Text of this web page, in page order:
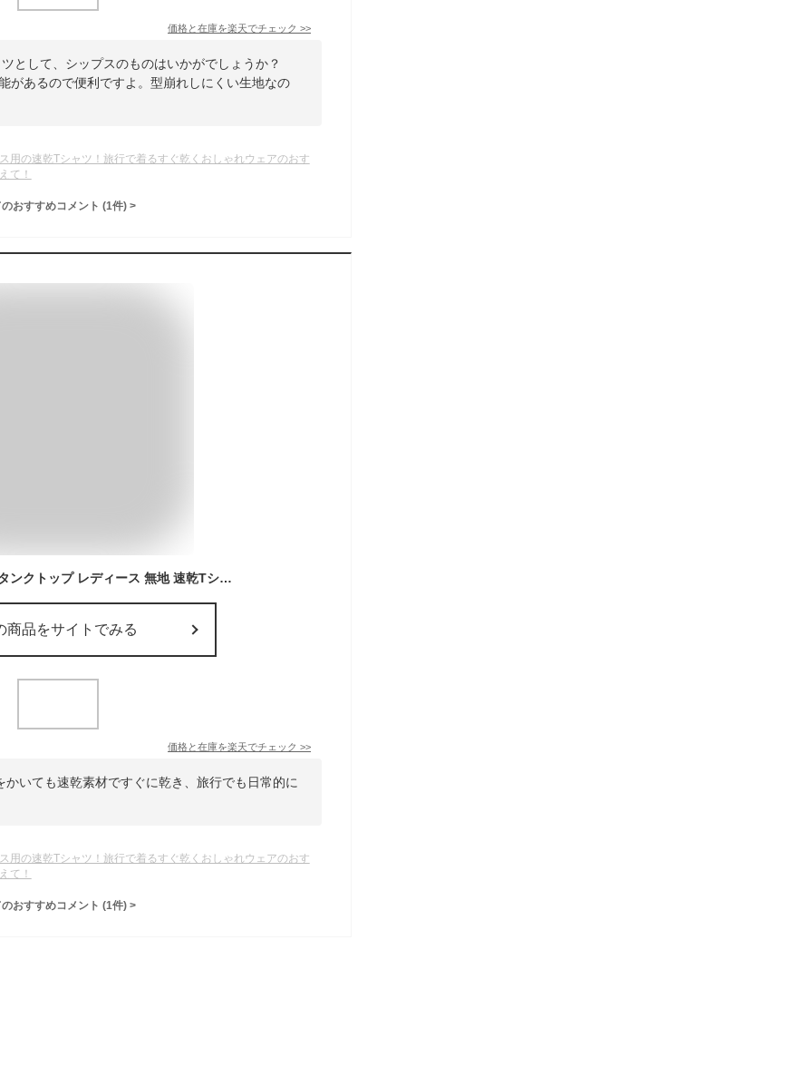
価格と在庫を楽天でチェック >>
として、シップスのものはいかがでしょうか？
があるので便利ですよ。型崩れしにくい生地なの
用の速乾Tシャツ！旅行で着るすぐ乾くおしゃれウェアのおす
て！
おすすめコメント (1件) >
【6%OFFクーポン】タンクトップ レディース 無地 速乾Tシャツ ノースリーブ レディース 丸首 ノースリーブTシャツ 着痩せ効果 レディーストップス スリーブレス 涼しい 細身 ティーシャツ インナー
商品をサイトでみる
価格と在庫を楽天でチェック >>
いても速乾素材ですぐに乾き、旅行でも日常的に
用の速乾Tシャツ！旅行で着るすぐ乾くおしゃれウェアのおす
て！
おすすめコメント (1件) >